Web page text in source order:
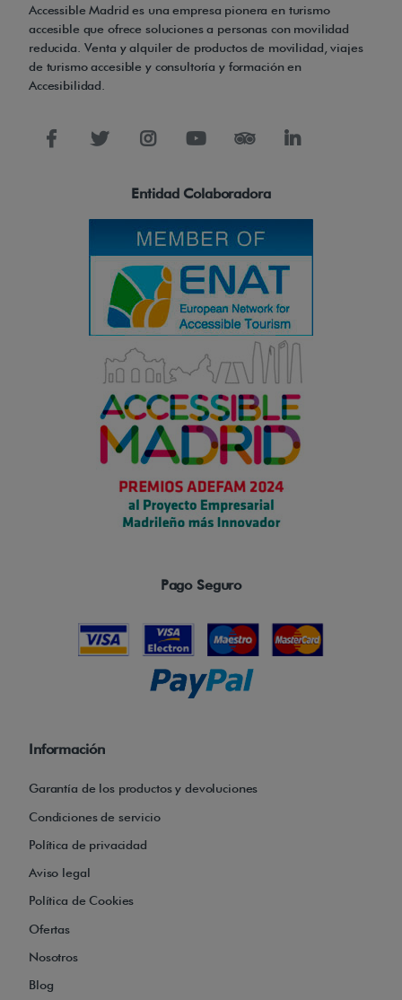
Accessible Madrid es una empresa pionera en turismo
accesible que ofrece soluciones a personas con movilidad
reducida. Venta y alquiler de productos de movilidad, viajes
de turismo accesible y consultoría y formación en
Accesibilidad.
Entidad Colaboradora
Pago Seguro
Información
Garantía de los productos y devoluciones
Condiciones de servicio
Política de privacidad
Aviso legal
Política de Cookies
Ofertas
Nosotros
Blog